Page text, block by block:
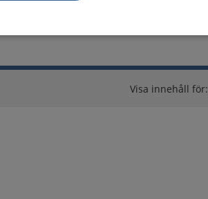
Visa innehåll för: